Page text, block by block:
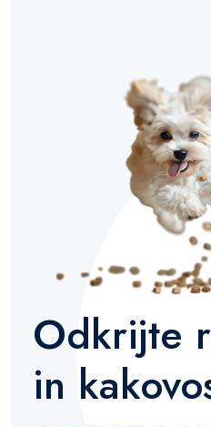
Odkrijte
in